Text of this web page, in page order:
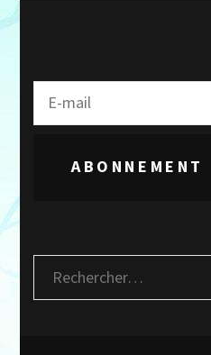
ABONNEMENT
Rechercher :